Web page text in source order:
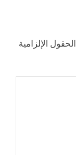
الحقول الإلزامية